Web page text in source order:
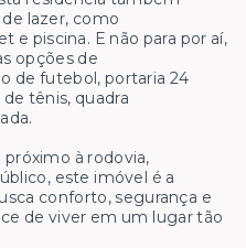
lazer, como
e piscina. E não para por aí,
opções de
de futebol, portaria 24
de tênis, quadra
à rodovia,
este imóvel é a
conforto, segurança e
de viver em um lugar tão